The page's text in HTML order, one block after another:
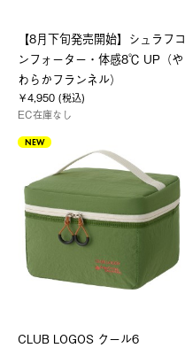
【8月下旬発売開始】シュラフコ
ンフォーター・体感8℃ UP（や
わらかフランネル）
￥4,950 (税込)
EC在庫なし
NEW
CLUB LOGOS クール6